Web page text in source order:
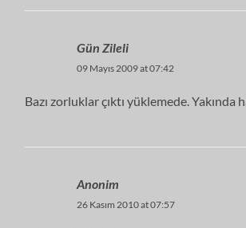
Gün Zileli
09 Mayıs 2009 at 07:42
Bazı zorluklar çıktı yüklemede. Yakında
Anonim
26 Kasım 2010 at 07:57